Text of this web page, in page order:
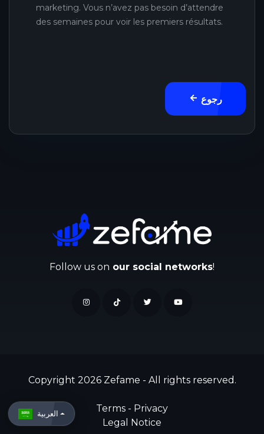
marketing. Vous n’avez pas besoin d’attendre
des semaines pour voir les premiers résultats.
رجوع
Follow us on our social networks!
Copyright 2026 Zefame - All rights reserved.
Terms - Privacy
Legal Notice
العربية